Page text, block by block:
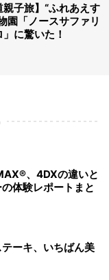
親子旅】“ふれあえす
園「ノースサファリ
に驚いた！
、4DXの違いと
体験レポートまと
ーキ、いちばん美